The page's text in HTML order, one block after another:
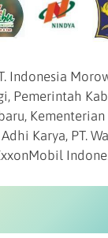
Indonesia
Pemerintah
Karya, PT.